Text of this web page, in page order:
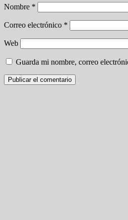
Nombre *
Correo electrónico *
Web
Guarda mi nombre, correo